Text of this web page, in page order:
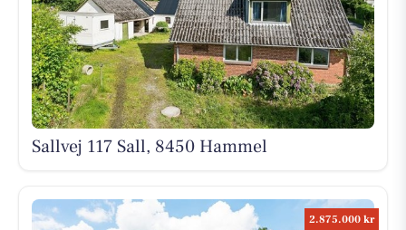
Sallvej 117 Sall, 8450 Hammel
2.875.000 kr